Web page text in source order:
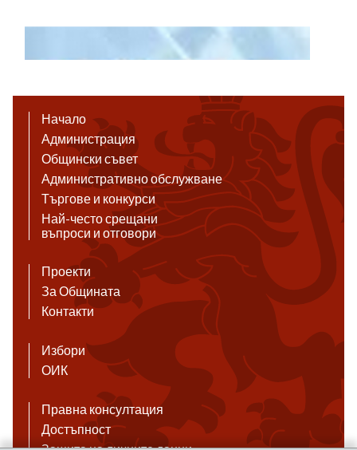
Начало
Администрация
Общински съвет
Административно обслужване
Търгове и конкурси
Най-често срещани
въпроси и отговори
Проекти
За Общината
Контакти
Избори
ОИК
Правна консултация
Достъпност